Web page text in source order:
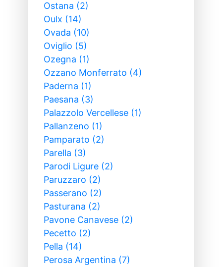
Ostana (2)
Oulx (14)
Ovada (10)
Oviglio (5)
Ozegna (1)
Ozzano Monferrato (4)
Paderna (1)
Paesana (3)
Palazzolo Vercellese (1)
Pallanzeno (1)
Pamparato (2)
Parella (3)
Parodi Ligure (2)
Paruzzaro (2)
Passerano (2)
Pasturana (2)
Pavone Canavese (2)
Pecetto (2)
Pella (14)
Perosa Argentina (7)